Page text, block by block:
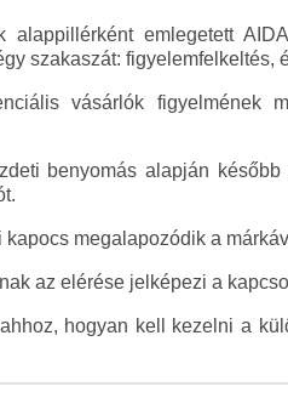
alappillérként emlegetett
szakaszát:
vásárlók figyelmének
benyomás alapján
megalapozódik a
az elérése jelképezi a
hogyan kell kezelni a